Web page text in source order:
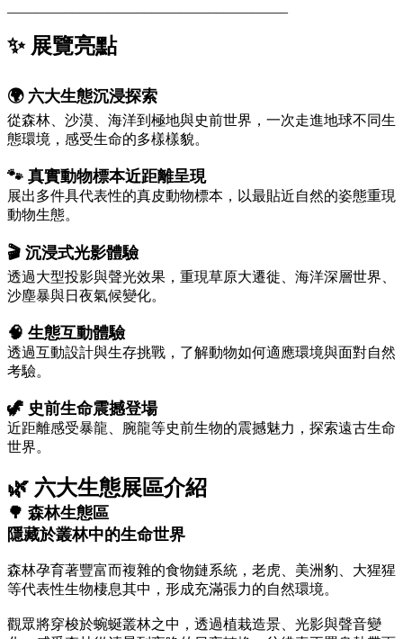
✨ 展覽亮點
🌍 六大生態沉浸探索
從森林、沙漠、海洋到極地與史前世界，一次走進地球不同生
態環境，感受生命的多樣樣貌。
🐾 真實動物標本近距離呈現
展出多件具代表性的真皮動物標本，以最貼近自然的姿態重現
動物生態。
🎬 沉浸式光影體驗
透過大型投影與聲光效果，重現草原大遷徙、海洋深層世界、
沙塵暴與日夜氣候變化。
🧠 生態互動體驗
透過互動設計與生存挑戰，了解動物如何適應環境與面對自然
考驗。
🦖 史前生命震撼登場
近距離感受暴龍、腕龍等史前生物的震撼魅力，探索遠古生命
世界。
🌿 六大生態展區介紹
🌳 森林生態區
隱藏於叢林中的生命世界
森林孕育著豐富而複雜的食物鏈系統，老虎、美洲豹、大猩猩
等代表性生物棲息其中，形成充滿張力的自然環境。
觀眾將穿梭於蜿蜒叢林之中，透過植栽造景、光影與聲音變